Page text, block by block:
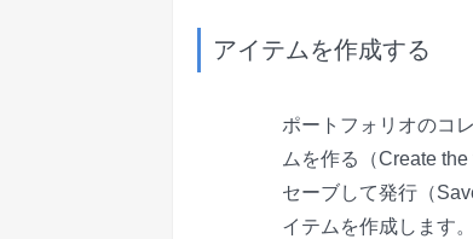
アイテムを作成する
ポートフォリオのコ
ムを作る（Create
セーブして発行（
イテムを作成します